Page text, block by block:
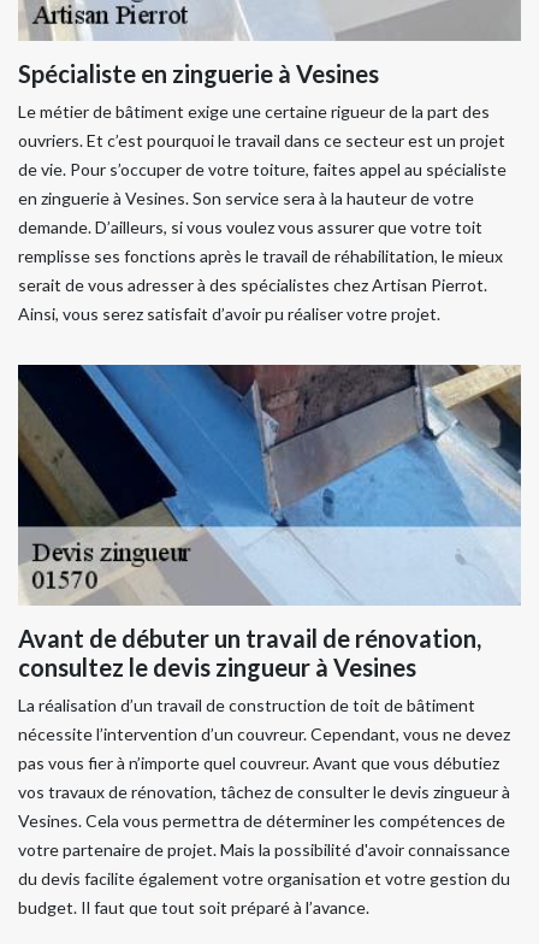
Spécialiste en zinguerie à Vesines
Le métier de bâtiment exige une certaine rigueur de la part des
ouvriers. Et c’est pourquoi le travail dans ce secteur est un projet
de vie. Pour s’occuper de votre toiture, faites appel au spécialiste
en zinguerie à Vesines. Son service sera à la hauteur de votre
demande. D’ailleurs, si vous voulez vous assurer que votre toit
remplisse ses fonctions après le travail de réhabilitation, le mieux
serait de vous adresser à des spécialistes chez Artisan Pierrot.
Ainsi, vous serez satisfait d’avoir pu réaliser votre projet.
Avant de débuter un travail de rénovation,
consultez le devis zingueur à Vesines
La réalisation d’un travail de construction de toit de bâtiment
nécessite l’intervention d’un couvreur. Cependant, vous ne devez
pas vous fier à n’importe quel couvreur. Avant que vous débutiez
vos travaux de rénovation, tâchez de consulter le devis zingueur à
Vesines. Cela vous permettra de déterminer les compétences de
votre partenaire de projet. Mais la possibilité d'avoir connaissance
du devis facilite également votre organisation et votre gestion du
budget. Il faut que tout soit préparé à l’avance.